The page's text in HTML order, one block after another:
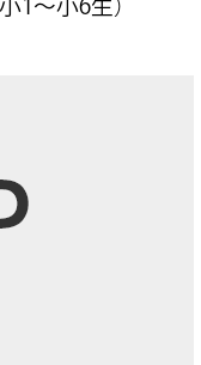
1～小6生）